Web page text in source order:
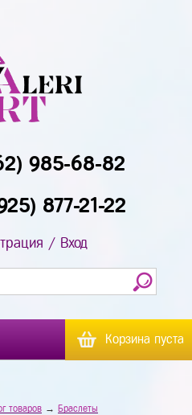
985-68-82
877-21-22
/ Вход
Корзина пуста
товаров → Браслеты